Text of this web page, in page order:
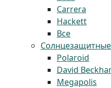
Carrera
Hackett
Все
Polaroid
David
Megapolis